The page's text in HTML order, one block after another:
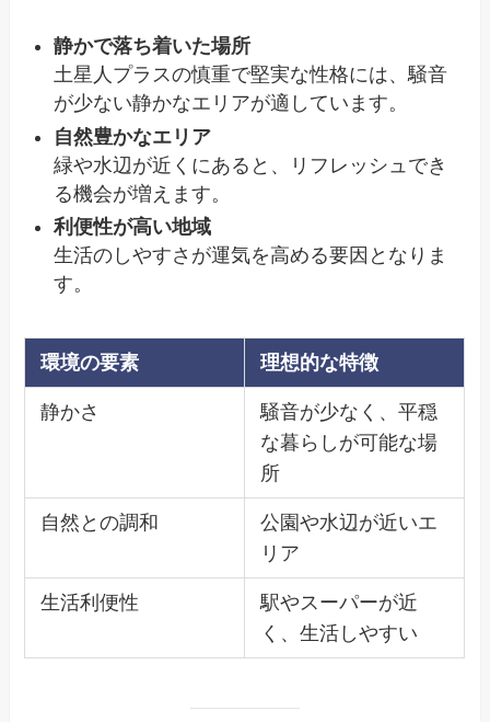
静かで落ち着いた場所
土星人プラスの慎重で堅実な性格には、騒音
が少ない静かなエリアが適しています。
自然豊かなエリア
緑や水辺が近くにあると、リフレッシュでき
る機会が増えます。
利便性が高い地域
生活のしやすさが運気を高める要因となりま
す。
環境の要素 理想的な特徴
静かさ
騒音が少なく、平穏
な暮らしが可能な場
所
自然との調和
公園や水辺が近いエ
リア
生活利便性
駅やスーパーが近
く、生活しやすい